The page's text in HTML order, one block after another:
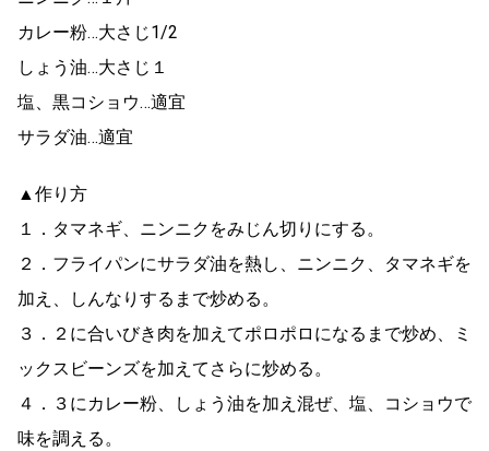
カレー粉…大さじ1/2
しょう油…大さじ１
塩、黒コショウ…適宜
サラダ油…適宜
▲作り方
１．タマネギ、ニンニクをみじん切りにする。
２．フライパンにサラダ油を熱し、ニンニク、タマネギを
加え、しんなりするまで炒める。
３．２に合いびき肉を加えてポロポロになるまで炒め、ミ
ックスビーンズを加えてさらに炒める。
４．３にカレー粉、しょう油を加え混ぜ、塩、コショウで
味を調える。